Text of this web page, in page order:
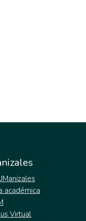
académica
Virtual